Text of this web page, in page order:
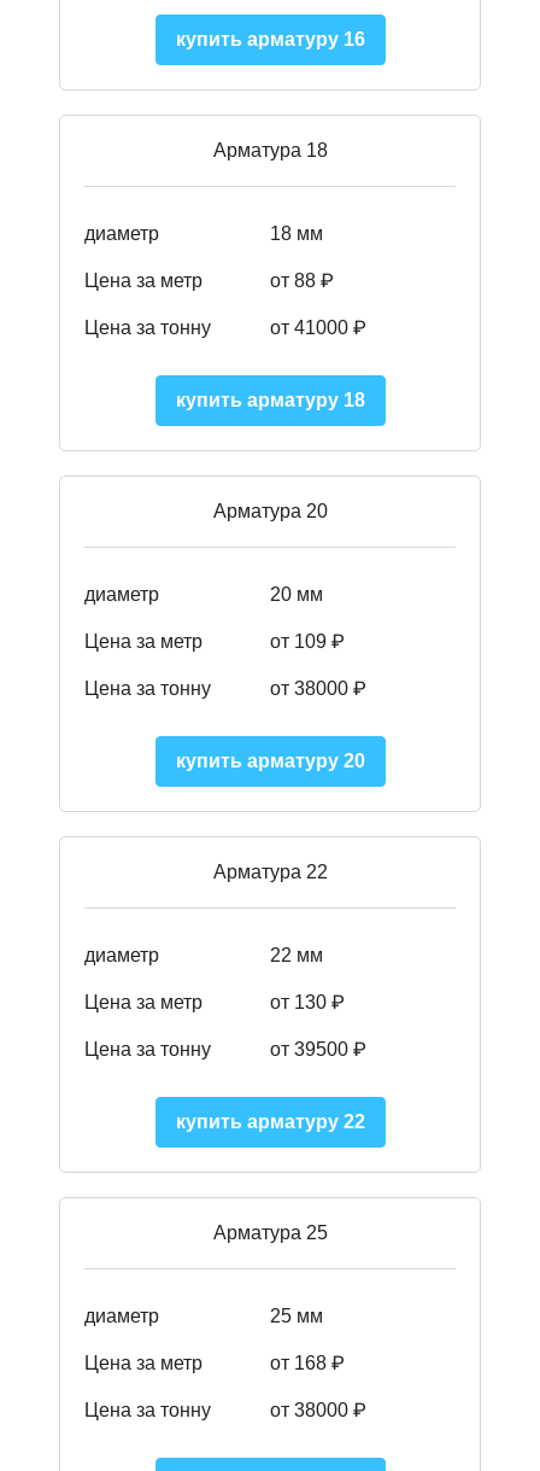
купить арматуру 16
Арматура 18
диаметр 18 мм
Цена за метр от 88 ₽
Цена за тонну от 41000 ₽
купить арматуру 18
Арматура 20
диаметр 20 мм
Цена за метр от 109 ₽
Цена за тонну от 38000 ₽
купить арматуру 20
Арматура 22
диаметр 22 мм
Цена за метр от 130 ₽
Цена за тонну от 39500 ₽
купить арматуру 22
Арматура 25
диаметр 25 мм
Цена за метр от 168 ₽
Цена за тонну от 38000 ₽